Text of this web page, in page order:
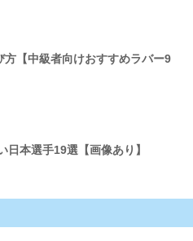
方【中級者向けおすすめラバー9
日本選手19選【画像あり】